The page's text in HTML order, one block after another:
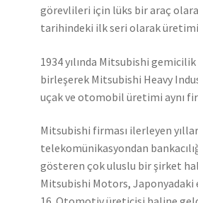
görevlileri için lüks bir araç
tarihindeki ilk seri olarak üretimi
1934 yılında Mitsubishi
birleşerek Mitsubishi Heavy
uçak ve otomobil üretimi aynı
Mitsubishi firması ilerleyen
telekomünikasyondan
gösteren çok uluslu bir şirket
Mitsubishi Motors, Japonyadaki